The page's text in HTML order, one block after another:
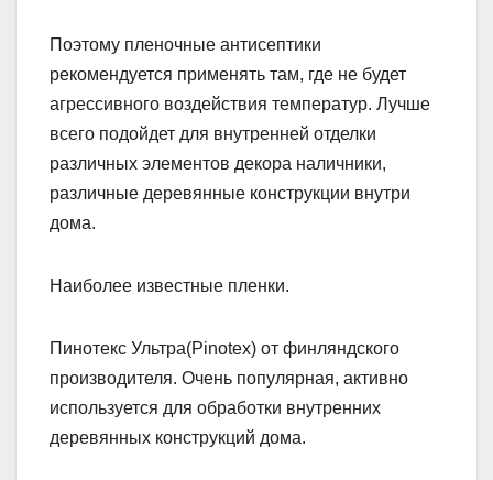
Поэтому пленочные антисептики
рекомендуется применять там, где не будет
агрессивного воздействия температур. Лучше
всего подойдет для внутренней отделки
различных элементов декора наличники,
различные деревянные конструкции внутри
дома.
Наиболее известные пленки.
Пинотекс Ультра(Pinotex) от финляндского
производителя. Очень популярная, активно
используется для обработки внутренних
деревянных конструкций дома.